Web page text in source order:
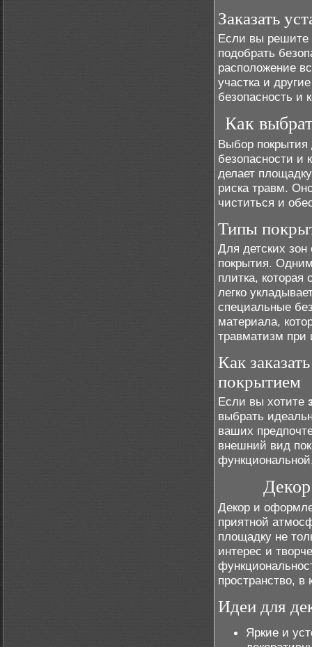
Заказать
Если вы решите
подобрать
расположение
участка и
безопасность и
Как
Выбор покрытия
безопасности и
делает
риска травм.
чиститься и
Типы
Для детских
покрытия.
плитка,
легко
специальные
материала,
травматизм при
Как
покрытием
Если вы хотите
выбрать
ваших
внешний вид
Декор и
приятной
площадку не
интерес и
пространство, в
Идеи для
Яркие и